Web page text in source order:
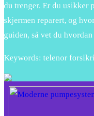
du trenger. Er du usikker
skjermen reparert, og
guiden, så vet du
Keywords: telenor